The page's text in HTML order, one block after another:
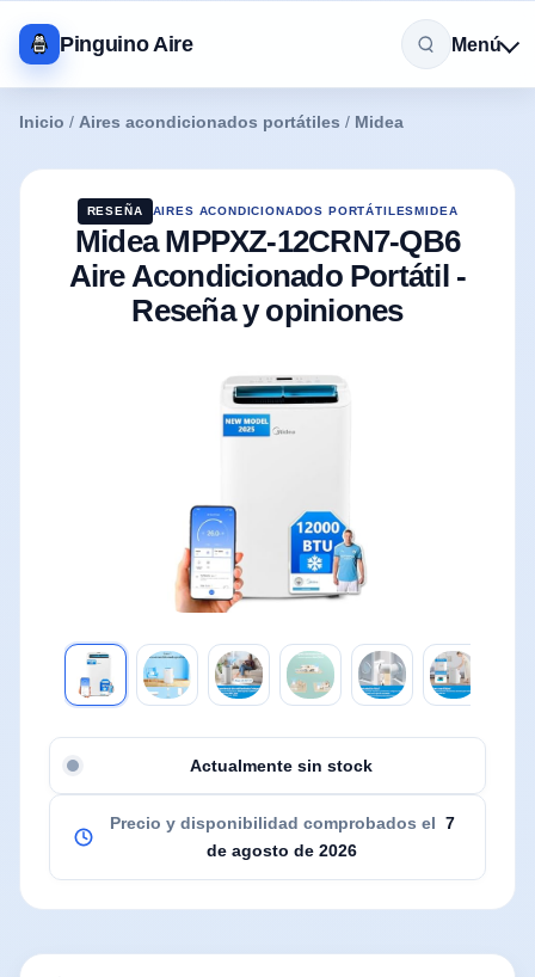
Pinguino Aire Menú
Inicio / Aires acondicionados portátiles / Midea
RESEÑA AIRES ACONDICIONADOS PORTÁTILESMIDEA
Midea MPPXZ-12CRN7-QB6
Aire Acondicionado Portátil -
Reseña y opiniones
Actualmente sin stock
Precio y disponibilidad comprobados el 7
de agosto de 2026